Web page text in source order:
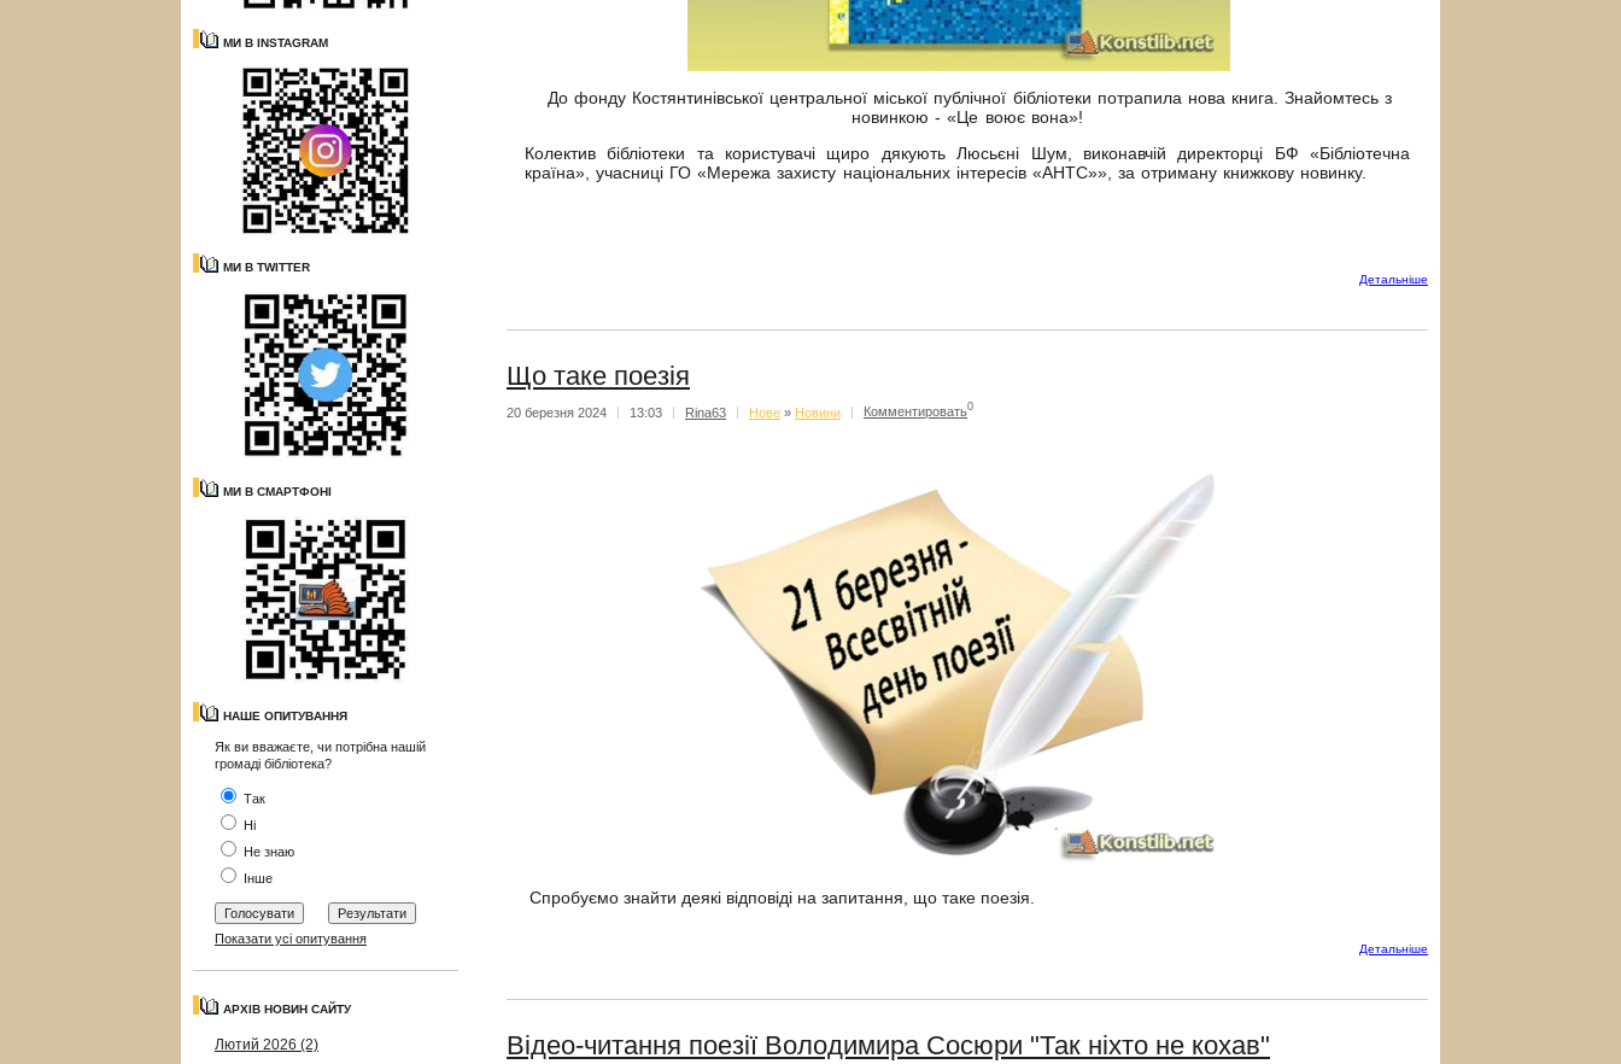
МИ В INSTAGRAM
МИ В TWITTER
МИ В СМАРТФОНІ
НАШЕ ОПИТУВАННЯ
Як ви вважаєте, чи потрібна нашій
громаді бібліотека?
Так
Ні
Не знаю
Інше
Показати усі опитування
АРХІВ НОВИН САЙТУ
Лютий 2026 (2)
До фонду Костянтинівської центральної міської публічної бібліотеки потрапила нова книга. Знайомтесь з
новинкою - «Це воює вона»!
Колектив бібліотеки та користувачі щиро дякують Люсьєні Шум, виконавчій директорці БФ «Бібліотечна
країна», учасниці ГО «Мережа захисту національних інтересів «АНТС»», за отриману книжкову новинку.
Детальнiше
Що таке поезія
20 березня 2024 13:03 Rina63 Нове » Новини Комментировать0
Спробуємо знайти деякі відповіді на запитання, що таке поезія.
Детальнiше
Відео-читання поезії Володимира Сосюри "Так ніхто не кохав"